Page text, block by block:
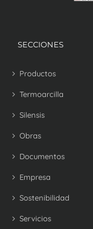
SECCIONES
Productos
Termoarcilla
Silensis
Obras
Documentos
Empresa
Sostenibilidad
Servicios